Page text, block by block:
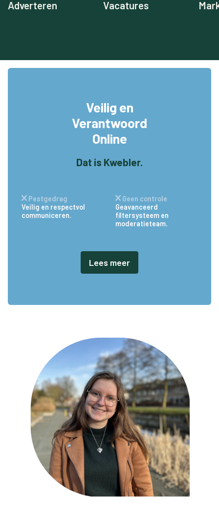
Adverteren Vacatures
Veilig en
Verantwoord
Online
Dat is Kwebler.
Pestgedrag
Veilig en respectvol
communiceren.
Geen controle
Geavanceerd
filtersysteem en
moderatieteam.
Lees meer